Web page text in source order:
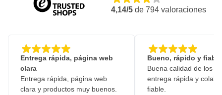
4,14/5 de 794 valoraciones
Entrega rápida, página web
clara
Entrega rápida, página web
clara y productos muy buenos.
Bueno, rápido y fiable
Buena calidad de los
entrega rápida y
fiable.